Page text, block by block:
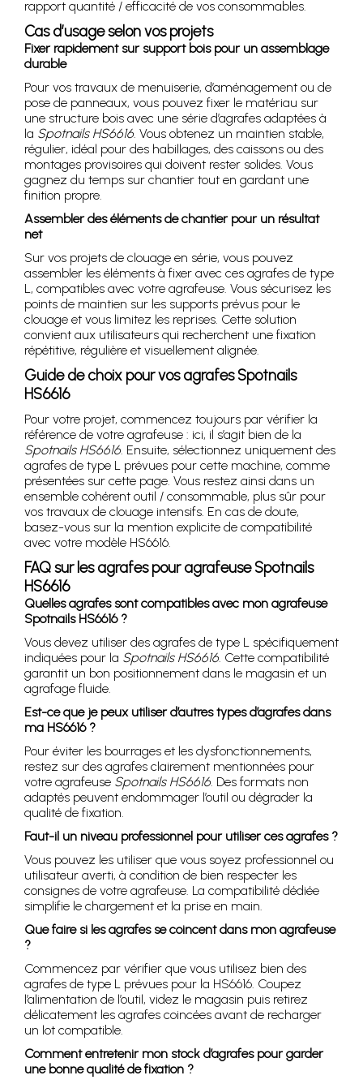
rapport quantité / efficacité de vos consommables.
Cas d’usage selon vos projets
Fixer rapidement sur support bois pour un assemblage
durable
Pour vos travaux de menuiserie, d’aménagement ou de
pose de panneaux, vous pouvez fixer le matériau sur
une structure bois avec une série d’agrafes adaptées à
la Spotnails HS6616. Vous obtenez un maintien stable,
régulier, idéal pour des habillages, des caissons ou des
montages provisoires qui doivent rester solides. Vous
gagnez du temps sur chantier tout en gardant une
finition propre.
Assembler des éléments de chantier pour un résultat
net
Sur vos projets de clouage en série, vous pouvez
assembler les éléments à fixer avec ces agrafes de type
L, compatibles avec votre agrafeuse. Vous sécurisez les
points de maintien sur les supports prévus pour le
clouage et vous limitez les reprises. Cette solution
convient aux utilisateurs qui recherchent une fixation
répétitive, régulière et visuellement alignée.
Guide de choix pour vos agrafes Spotnails
HS6616
Pour votre projet, commencez toujours par vérifier la
référence de votre agrafeuse : ici, il s’agit bien de la
Spotnails HS6616. Ensuite, sélectionnez uniquement des
agrafes de type L prévues pour cette machine, comme
présentées sur cette page. Vous restez ainsi dans un
ensemble cohérent outil / consommable, plus sûr pour
vos travaux de clouage intensifs. En cas de doute,
basez-vous sur la mention explicite de compatibilité
avec votre modèle HS6616.
FAQ sur les agrafes pour agrafeuse Spotnails
HS6616
Quelles agrafes sont compatibles avec mon agrafeuse
Spotnails HS6616 ?
Vous devez utiliser des agrafes de type L spécifiquement
indiquées pour la Spotnails HS6616. Cette compatibilité
garantit un bon positionnement dans le magasin et un
agrafage fluide.
Est-ce que je peux utiliser d’autres types d’agrafes dans
ma HS6616 ?
Pour éviter les bourrages et les dysfonctionnements,
restez sur des agrafes clairement mentionnées pour
votre agrafeuse Spotnails HS6616. Des formats non
adaptés peuvent endommager l’outil ou dégrader la
qualité de fixation.
Faut-il un niveau professionnel pour utiliser ces agrafes ?
Vous pouvez les utiliser que vous soyez professionnel ou
utilisateur averti, à condition de bien respecter les
consignes de votre agrafeuse. La compatibilité dédiée
simplifie le chargement et la prise en main.
Que faire si les agrafes se coincent dans mon agrafeuse
?
Commencez par vérifier que vous utilisez bien des
agrafes de type L prévues pour la HS6616. Coupez
l’alimentation de l’outil, videz le magasin puis retirez
délicatement les agrafes coincées avant de recharger
un lot compatible.
Comment entretenir mon stock d’agrafes pour garder
une bonne qualité de fixation ?